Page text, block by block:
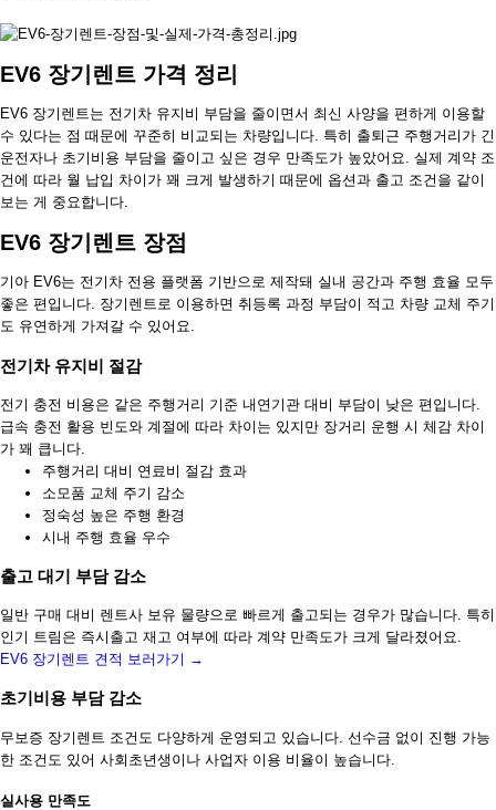
EV6 장기렌트 가격 정리
EV6 장기렌트는 전기차 유지비 부담을 줄이면서 최신 사양을 편하게 이용할
수 있다는 점 때문에 꾸준히 비교되는 차량입니다. 특히 출퇴근 주행거리가 긴
운전자나 초기비용 부담을 줄이고 싶은 경우 만족도가 높았어요. 실제 계약 조
건에 따라 월 납입 차이가 꽤 크게 발생하기 때문에 옵션과 출고 조건을 같이
보는 게 중요합니다.
EV6 장기렌트 장점
기아 EV6는 전기차 전용 플랫폼 기반으로 제작돼 실내 공간과 주행 효율 모두
좋은 편입니다. 장기렌트로 이용하면 취등록 과정 부담이 적고 차량 교체 주기
도 유연하게 가져갈 수 있어요.
전기차 유지비 절감
전기 충전 비용은 같은 주행거리 기준 내연기관 대비 부담이 낮은 편입니다.
급속 충전 활용 빈도와 계절에 따라 차이는 있지만 장거리 운행 시 체감 차이
가 꽤 큽니다.
주행거리 대비 연료비 절감 효과
소모품 교체 주기 감소
정숙성 높은 주행 환경
시내 주행 효율 우수
출고 대기 부담 감소
일반 구매 대비 렌트사 보유 물량으로 빠르게 출고되는 경우가 많습니다. 특히
인기 트림은 즉시출고 재고 여부에 따라 계약 만족도가 크게 달라졌어요.
EV6 장기렌트 견적 보러가기 →
초기비용 부담 감소
무보증 장기렌트 조건도 다양하게 운영되고 있습니다. 선수금 없이 진행 가능
한 조건도 있어 사회초년생이나 사업자 이용 비율이 높습니다.
실사용 만족도